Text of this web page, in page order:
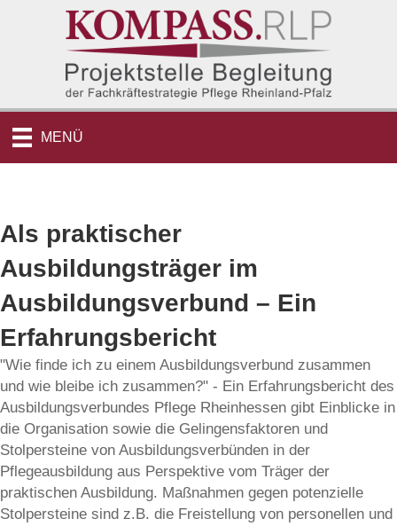
MENÜ
Als praktischer
Ausbildungsträger im
Ausbildungsverbund – Ein
Erfahrungsbericht
"Wie finde ich zu einem Ausbildungsverbund zusammen
und wie bleibe ich zusammen?" - Ein Erfahrungsbericht des
Ausbildungsverbundes Pflege Rheinhessen gibt Einblicke in
die Organisation sowie die Gelingensfaktoren und
Stolpersteine von Ausbildungsverbünden in der
Pflegeausbildung aus Perspektive vom Träger der
praktischen Ausbildung. Maßnahmen gegen potenzielle
Stolpersteine sind z.B. die Freistellung von personellen und